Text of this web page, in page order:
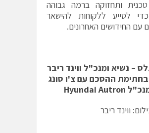
ותחזוקה ברמה גבוהה
לסייע ללקוחות להישאר
עם החידושים האחרונים.
– נשיא ומנכ"ל ווינד ריבר
בחתימת ההסכם עם צ'ו סונג
Hyundai Autron
ווינד ריבר